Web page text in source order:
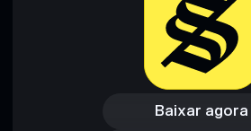
pesquisa. Dados fornecidos pelo
Baixar agora
Baixar agora
Acessar